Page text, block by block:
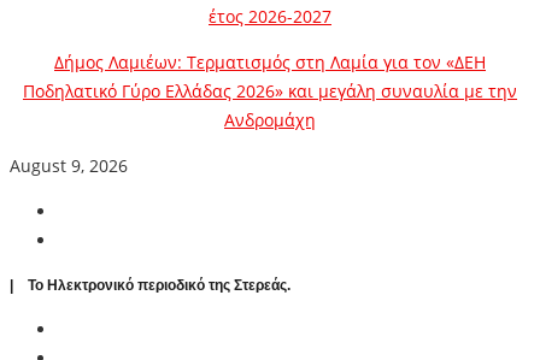
έτος 2026-2027
Δήμος Λαμιέων: Τερματισμός στη Λαμία για τον «ΔΕΗ
Ποδηλατικό Γύρο Ελλάδας 2026» και μεγάλη συναυλία με την
Ανδρομάχη
August 9, 2026
| To Ηλεκτρονικό περιοδικό της Στερεάς.